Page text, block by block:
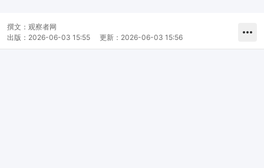
撰文： 观察者网
出版： 2026-06-03 15:55 更新： 2026-06-03 15:56